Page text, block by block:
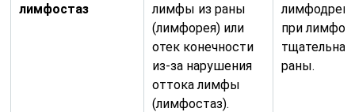
лимфостаз
лимфы из раны
(лимфорея) или
отек конечности
из-за нарушения
оттока лимфы
(лимфостаз).
при
раны.